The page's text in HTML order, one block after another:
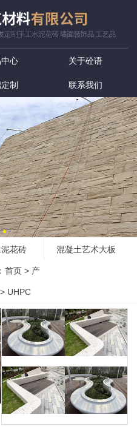
心 关于砼语
制 联系我们
花砖 混凝土艺术大板
首页 > 产
UHPC